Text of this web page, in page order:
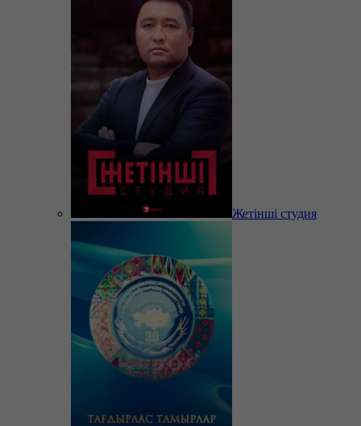
Жетінші студия